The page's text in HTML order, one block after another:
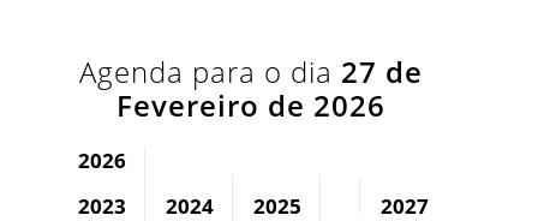
Agenda para o dia 27 de
Fevereiro de 2026
2026
2023
2024 2025 2027